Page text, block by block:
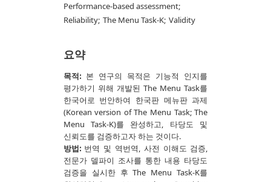
Performance-based assessment;
Reliability; The Menu Task-K; Validity
요약
목적:본 연구의 목적은 기능적 인지를
평가하기 위해 개발된 The Menu Task를
한국어로 번안하여 한국판 메뉴판 과제
(Korean version of The Menu Task; The
Menu Task-K)를 완성하고, 타당도 및
신뢰도를 검증하고자 하는 것이다.
방법:번역 및 역번역, 사전 이해도 검증,
전문가 델파이 조사를 통한 내용 타당도
검증을 실시한 후 The Menu Task-K를